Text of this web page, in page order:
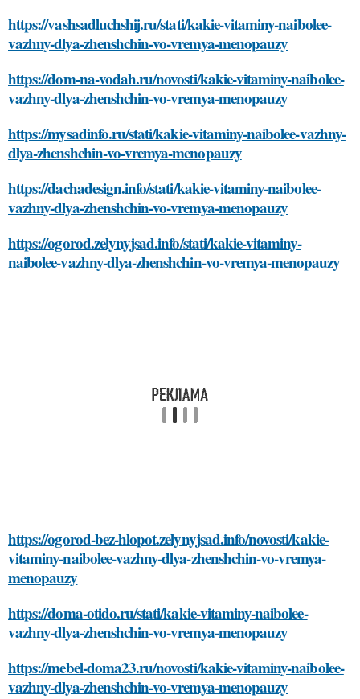
https://vashsadluchshij.ru/stati/kakie-vitaminy-naibolee-
vazhny-dlya-zhenshchin-vo-vremya-menopauzy
https://dom-na-vodah.ru/novosti/kakie-vitaminy-naibolee-
vazhny-dlya-zhenshchin-vo-vremya-menopauzy
https://mysadinfo.ru/stati/kakie-vitaminy-naibolee-vazhny-
dlya-zhenshchin-vo-vremya-menopauzy
https://dachadesign.info/stati/kakie-vitaminy-naibolee-
vazhny-dlya-zhenshchin-vo-vremya-menopauzy
https://ogorod.zelynyjsad.info/stati/kakie-vitaminy-
naibolee-vazhny-dlya-zhenshchin-vo-vremya-menopauzy
https://ogorod-bez-hlopot.zelynyjsad.info/novosti/kakie-
vitaminy-naibolee-vazhny-dlya-zhenshchin-vo-vremya-
menopauzy
https://doma-otido.ru/stati/kakie-vitaminy-naibolee-
vazhny-dlya-zhenshchin-vo-vremya-menopauzy
https://mebel-doma23.ru/novosti/kakie-vitaminy-naibolee-
vazhny-dlya-zhenshchin-vo-vremya-menopauzy